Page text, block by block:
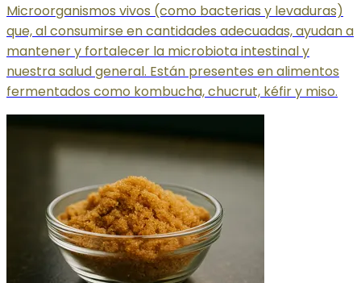
Microorganismos vivos (como bacterias y levaduras)
que, al consumirse en cantidades adecuadas, ayudan a
mantener y fortalecer la microbiota intestinal y
nuestra salud general. Están presentes en alimentos
fermentados como kombucha, chucrut, kéfir y miso.